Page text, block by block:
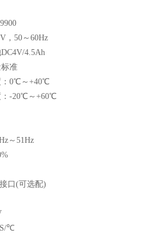
，50～60Hz
4.5Ah
准
：0℃～+40℃
：-20℃～+60℃
～51Hz
口(可选配)
℃